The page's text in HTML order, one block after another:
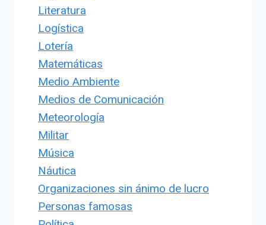
Literatura
Logística
Lotería
Matemáticas
Medio Ambiente
Medios de Comunicación
Meteorología
Militar
Música
Náutica
Organizaciones sin ánimo de lucro
Personas famosas